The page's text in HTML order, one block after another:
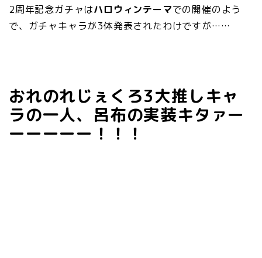
2周年記念ガチャはハロウィンテーマでの開催のよう
で、ガチャキャラが3体発表されたわけですが……
おれのれじぇくろ3大推しキャ
ラの一人、呂布の実装キタァー
ーーーーー！！！